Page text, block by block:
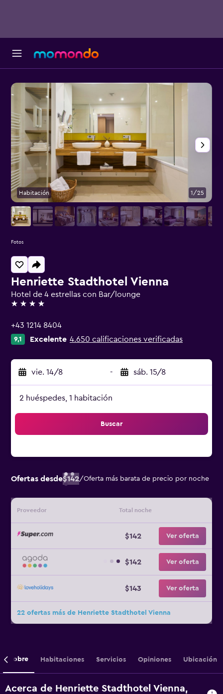
Henriette Stadthotel Vienna
Hotel de 4 estrellas con Bar/lounge
4 estrellas
+43 1214 8404
9,1 Excelente 4.650 calificaciones verificadas
vie. 14/8 - sáb. 15/8
2 huéspedes, 1 habitación
Buscar
Ofertas desde$142/Oferta más barata de precio por noche
Proveedor Total noche
$142 Ver oferta
$142 Ver oferta
$143 Ver oferta
22 ofertas más de Henriette Stadthotel Vienna
Habitación 1/25
Fotos
Sobre Habitaciones Servicios Opiniones Ubicación
Acerca de Henriette Stadthotel Vienna,